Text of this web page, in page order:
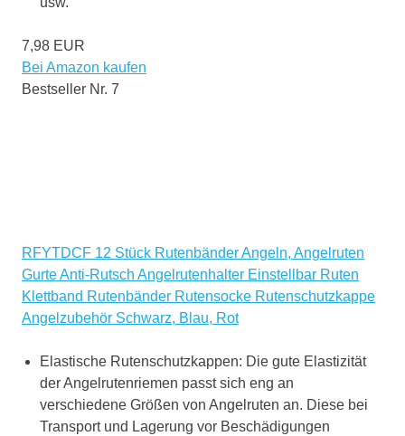
7,98 EUR
Bei Amazon kaufen
Bestseller Nr. 7
RFYTDCF 12 Stück Rutenbänder Angeln, Angelruten
Gurte Anti-Rutsch Angelrutenhalter Einstellbar Ruten
Klettband Rutenbänder Rutensocke Rutenschutzkappe
Angelzubehör Schwarz, Blau, Rot
Elastische Rutenschutzkappen: Die gute Elastizität
der Angelrutenriemen passt sich eng an
verschiedene Größen von Angelruten an. Diese bei
Transport und Lagerung vor Beschädigungen